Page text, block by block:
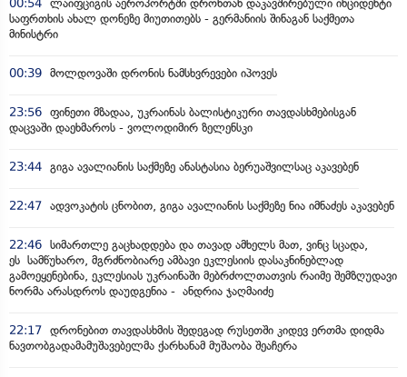
00:54 ლაიფციგის აეროპორტში დრონთან დაკავშირებული ინციდენტი
საფრთხის ახალ დონეზე მიუთითებს - გერმანიის შინაგან საქმეთა
მინისტრი
00:39 მოლდოვაში დრონის ნამსხვრევები იპოვეს
23:56 ფინეთი მზადაა, უკრაინას ბალისტიკური თავდასხმებისგან
დაცვაში დაეხმაროს - ვოლოდიმირ ზელენსკი
23:44 გიგა ავალიანის საქმეზე ანასტასია ბერუაშვილსაც აკავებენ
22:47 ადვოკატის ცნობით, გიგა ავალიანის საქმეზე ნია იმნაძეს აკავებენ
22:46 სიმართლე გაცხადდება და თავად ამხელს მათ, ვინც სცადა,
ეს სამწუხარო, მგრძნობიარე ამბავი ეკლესიის დასაკნინებლად
გამოეყენებინა, ეკლესიას უკრაინაში მებრძოლთათვის რაიმე შემზღუდავი
ნორმა არასდროს დაუდგენია - ანდრია ჯაღმაიძე
22:17 დრონებით თავდასხმის შედეგად რუსეთში კიდევ ერთმა დიდმა
ნავთობგადამამუშავებელმა ქარხანამ მუშაობა შეაჩერა